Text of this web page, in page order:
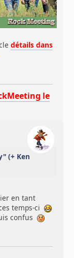
détails dans
le
(+ Ken
en tant
temps-ci
confus